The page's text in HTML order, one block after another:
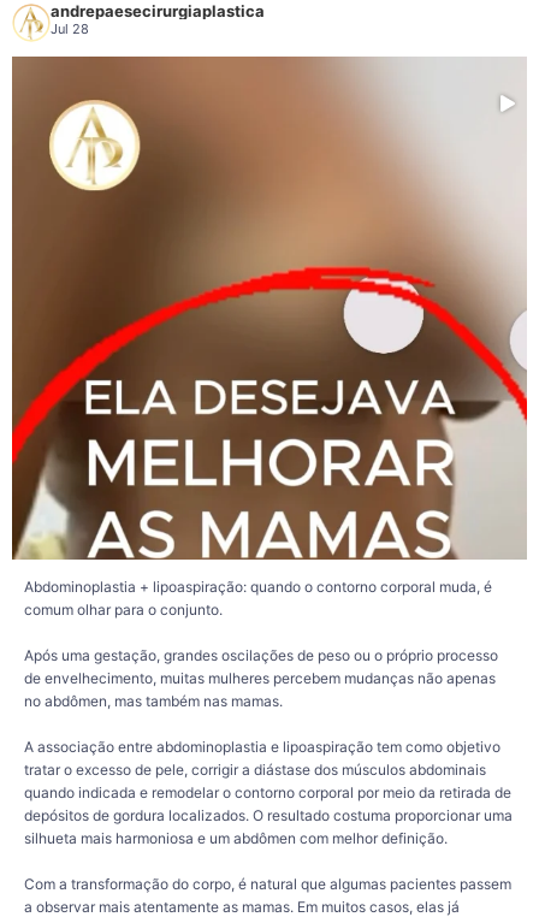
andrepaesecirurgiaplastica
Jul 28
Após uma gestação, grandes oscilações de peso ou o próprio processo de
envelhecimento, muitas mulheres percebem mudanças não apenas no abdômen,
mas também nas mamas.
A associação entre abdominoplastia e lipoaspiração tem como objetivo tratar o
excesso de pele, corrigir a diástase dos músculos abdominais quando indicada
e remodelar o contorno corporal por meio da retirada de depósitos de gordura
localizados. O resultado costuma proporcionar uma silhueta mais harmoniosa e
amamentação ou do envelhecimento.
Nessas situações, a mastopexia com prótese pode ser uma opção para
reposicionar as mamas, elevar as aréolas e associar o uso de implantes quando
há indicação para restaurar volume, projeção e definição do colo.
Em pacientes selecionadas, esses procedimentos podem ser realizados na
mesma cirurgia, desde que haja indicação médica e condições clínicas
adequadas. Em outros casos, a realização em etapas pode ser a alternativa
mais segura. Essa decisão é individualizada e leva em consideração fatores
como o tempo cirúrgico, o estado de saúde da paciente e o planejamento
proposto pelo cirurgião.
Cada procedimento tem indicações específicas e cada organismo apresenta
uma evolução própria. Por isso, a avaliação médica é fundamental para definir a
melhor estratégia, sempre priorizando a segurança e um planejamento
158 26
Abdominoplastia + lipoaspiração: quando o contorno corporal muda, é
comum olhar para o conjunto.
Após uma gestação, grandes oscilações de peso ou o próprio processo
de envelhecimento, muitas mulheres percebem mudanças não apenas
no abdômen, mas também nas mamas.
A associação entre abdominoplastia e lipoaspiração tem como objetivo
tratar o excesso de pele, corrigir a diástase dos músculos abdominais
quando indicada e remodelar o contorno corporal por meio da retirada de
depósitos de gordura localizados. O resultado costuma proporcionar uma
silhueta mais harmoniosa e um abdômen com melhor definição.
Com a transformação do corpo, é natural que algumas pacientes passem
a observar mais atentamente as mamas. Em muitos casos, elas já